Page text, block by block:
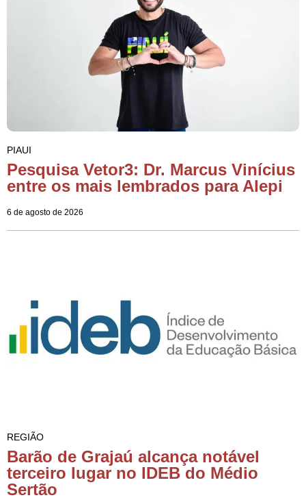
PIAUI
Pesquisa Vetor3: Dr. Marcus Vinícius
entre os mais lembrados para Alepi
6 de agosto de 2026
REGIÃO
Barão de Grajaú alcança notável
terceiro lugar no IDEB do Médio
Sertão